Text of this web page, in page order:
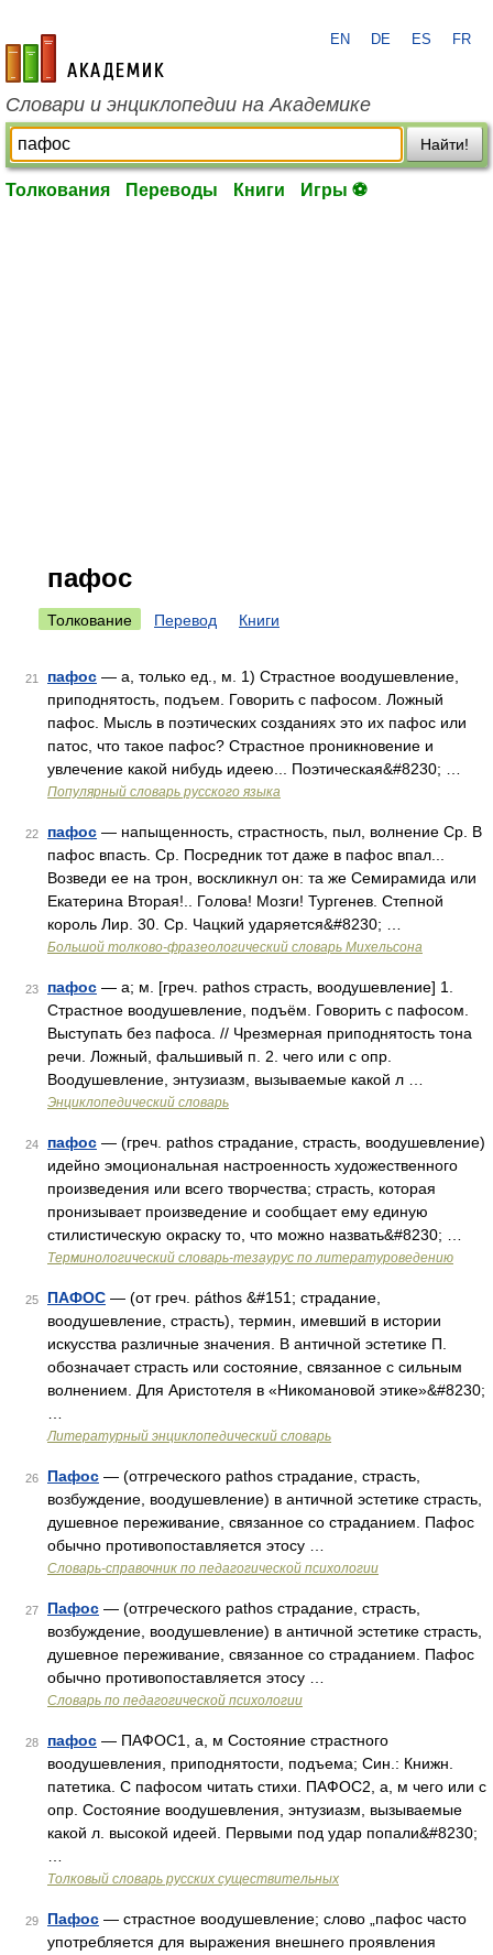
academic.ru
EN DE ES FR
Словари и энциклопедии на Академике
Найти!
Толкования Переводы Книги Игры ⚽
пафос
Толкование Перевод Книги
21 пафос — а, только ед., м. 1) Страстное воодушевление,
приподнятость, подъем. Говорить с пафосом. Ложный
пафос. Мысль в поэтических созданиях это их пафос или
патос, что такое пафос? Страстное проникновение и
увлечение какой нибудь идеею... Поэтическая&#8230; …
Популярный словарь русского языка
22 пафос — напыщенность, страстность, пыл, волнение Ср. В
пафос впасть. Ср. Посредник тот даже в пафос впал...
Возведи ее на трон, воскликнул он: та же Семирамида или
Екатерина Вторая!.. Голова! Мозги! Тургенев. Степной
король Лир. 30. Ср. Чацкий ударяется&#8230; …
Большой толково-фразеологический словарь Михельсона
23 пафос — а; м. [греч. pathos страсть, воодушевление] 1.
Страстное воодушевление, подъём. Говорить с пафосом.
Выступать без пафоса. // Чрезмерная приподнятость тона
речи. Ложный, фальшивый п. 2. чего или с опр.
Воодушевление, энтузиазм, вызываемые какой л …
Энциклопедический словарь
24 пафос — (греч. pathos страдание, страсть, воодушевление)
идейно эмоциональная настроенность художественного
произведения или всего творчества; страсть, которая
пронизывает произведение и сообщает ему единую
стилистическую окраску то, что можно назвать&#8230; …
Терминологический словарь-тезаурус по литературоведению
25 ПАФОС — (от греч. páthos &#151; страдание,
воодушевление, страсть), термин, имевший в истории
искусства различные значения. В античной эстетике П.
обозначает страсть или состояние, связанное с сильным
волнением. Для Аристотеля в «Никомановой этике»&#8230;
Литературный энциклопедический словарь
26 Пафос — (отгреческого pathos страдание, страсть,
возбуждение, воодушевление) в античной эстетике страсть,
душевное переживание, связанное со страданием. Пафос
обычно противопоставляется этосу …
Словарь-справочник по педагогической психологии
27 Пафос — (отгреческого pathos страдание, страсть,
возбуждение, воодушевление) в античной эстетике страсть,
душевное переживание, связанное со страданием. Пафос
обычно противопоставляется этосу …
Словарь по педагогической психологии
28 пафос — ПАФОС1, а, м Состояние страстного
воодушевления, приподнятости, подъема; Син.: Книжн.
патетика. С пафосом читать стихи. ПАФОС2, а, м чего или с
опр. Состояние воодушевления, энтузиазм, вызываемые
какой л. высокой идеей. Первыми под удар попали&#8230;
Толковый словарь русских существительных
29 Пафос — страстное воодушевление; слово „пафос часто
употребляется для выражения внешнего проявления